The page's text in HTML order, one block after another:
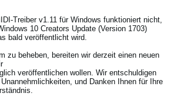
Treiber v1.11 für Windows funktioniert nicht,
10 Creators Update (Version 1703)
bald veröffentlicht wird.
zu beheben, bereiten wir derzeit einen neuen
veröffentlichen wollen. Wir entschuldigen
und Danken Ihnen für Ihre